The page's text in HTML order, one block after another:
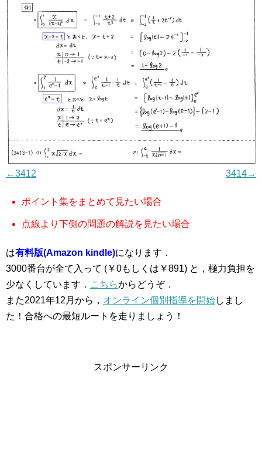
←3412 3414→
ポイント集をまとめて見たい場合
点線より下側の問題の解説を見たい場合
は有料版(Amazon kindle)になります．
3000番台が全て入って (￥0もしくは￥891) と，極力負担を
少なくしています． こちらからどうぞ．
また2021年12月から， オンライン個別指導を開始しまし
た！合格への最短ルートを走りましょう！
スポンサーリンク